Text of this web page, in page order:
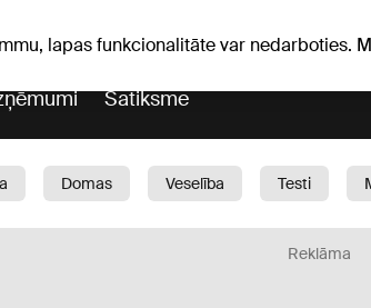
lapas funkcionalitāte var nedarboties.
Satiksme
Domas Veselība Testi
Reklāma